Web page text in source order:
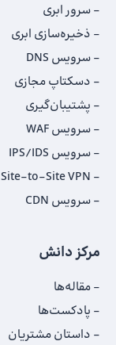
سرور ابری
ذخیره‌سازی ابری
سرویس DNS
دسکتاپ مجازی
پشتیبان‌گیری
سرویس WAF
سرویس IPS/IDS
Site-to-Site VPN
سرویس CDN
مرکز دانش
مقاله‌ها
پادکست‌ها
داستان‌ مشتریان